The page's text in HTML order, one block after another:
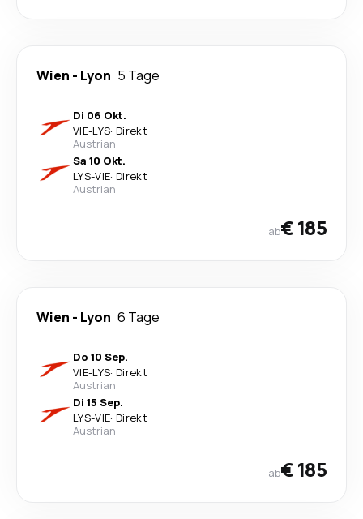
Wien - Lyon 5 Tage
Di 06 Okt.
VIE-LYS· Direkt
Austrian
Sa 10 Okt.
LYS-VIE· Direkt
Austrian
ab€ 185
Wien - Lyon 6 Tage
Do 10 Sep.
VIE-LYS· Direkt
Austrian
Di 15 Sep.
LYS-VIE· Direkt
Austrian
ab€ 185